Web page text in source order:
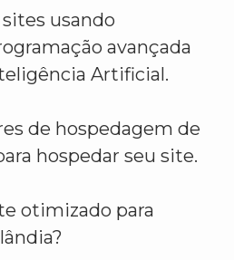
usando
avançada
Artificial.
de hospedagem de
hospedar seu site.
otimizado para